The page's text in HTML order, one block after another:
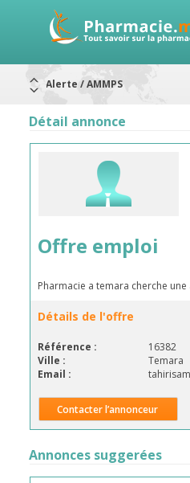
Aureomycine ophtalmique :
Nouveau : Déclaration
ARRÊT DE
RAPPELS DE LOTS
Rappel de lots : ANTITOXINE
Détail annonce
Offre emploi
Pharmacie a temara cherche
Détails de l'offre
Référence : 16382
Ville :
Temara
Email :
Contacter l’annonceur
Annonces suggerées